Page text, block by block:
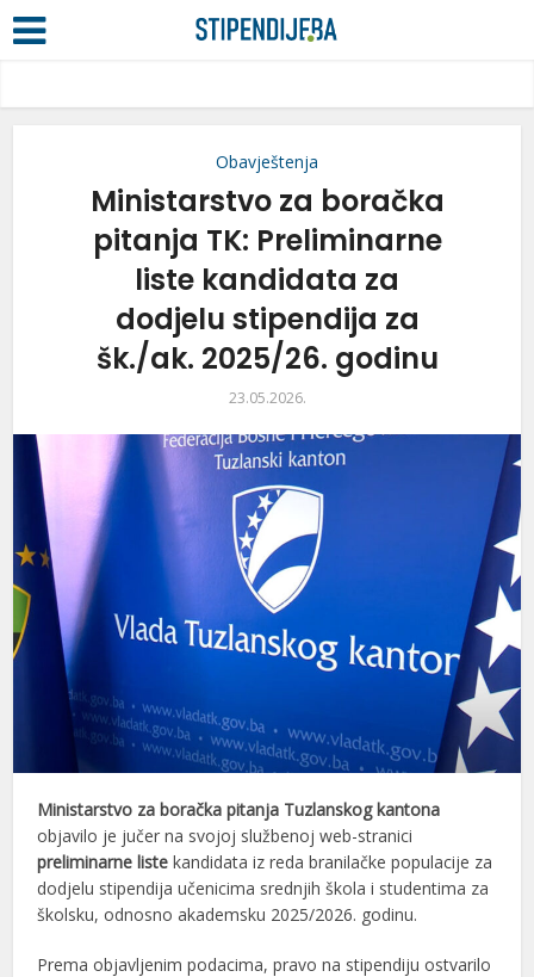
Obavještenja
Ministarstvo za boračka
pitanja TK: Preliminarne
liste kandidata za
dodjelu stipendija za
šk./ak. 2025/26. godinu
23.05.2026.
Ministarstvo za boračka pitanja Tuzlanskog kantona
objavilo je jučer na svojoj službenoj web-stranici
preliminarne liste kandidata iz reda branilačke populacije za
dodjelu stipendija učenicima srednjih škola i studentima za
školsku, odnosno akademsku 2025/2026. godinu.
Prema objavljenim podacima, pravo na stipendiju ostvarilo